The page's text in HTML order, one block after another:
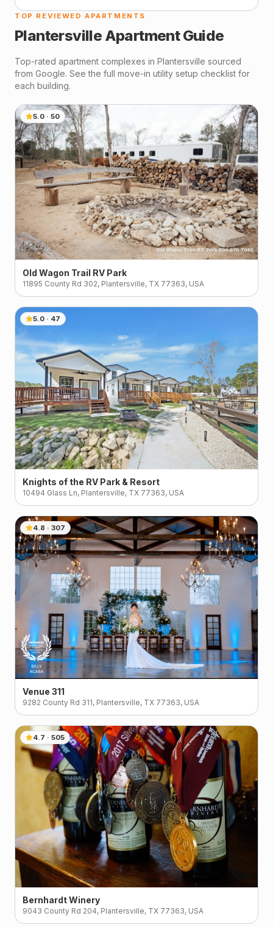
TOP REVIEWED APARTMENTS
Plantersville Apartment Guide
Top-rated apartment complexes in Plantersville sourced
from Google. See the full move-in utility setup checklist for
each building.
5.0 · 50
Old Wagon Trail RV Park
11895 County Rd 302, Plantersville, TX 77363, USA
5.0 · 47
Knights of the RV Park & Resort
10494 Glass Ln, Plantersville, TX 77363, USA
4.8 · 307
Venue 311
9282 County Rd 311, Plantersville, TX 77363, USA
4.7 · 505
Bernhardt Winery
9043 County Rd 204, Plantersville, TX 77363, USA